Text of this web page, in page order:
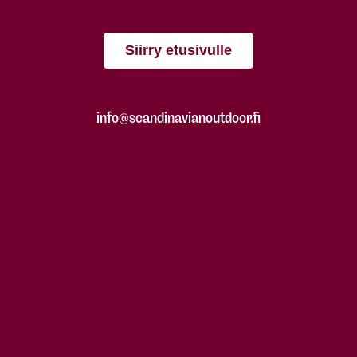
Siirry etusivulle
info@scandinavianoutdoor.fi